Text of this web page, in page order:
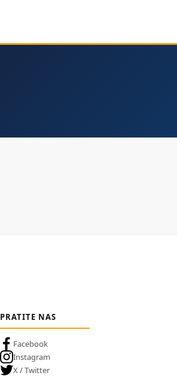
PRATITE NAS
Facebook
Instagram
X / Twitter